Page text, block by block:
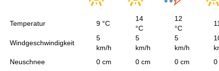
Temperatur 9 °C
14
°C
12
°C
Windgeschwindigkeit
5
km/h
5
km/h
5
km/h
Neuschnee
0 cm 0 cm 0 cm 0